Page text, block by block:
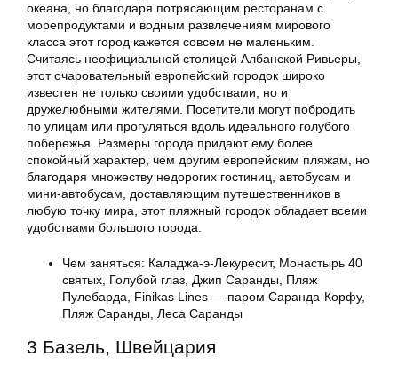
океана, но благодаря потрясающим ресторанам с
морепродуктами и водным развлечениям мирового
класса этот город кажется совсем не маленьким.
Считаясь неофициальной столицей Албанской Ривьеры,
этот очаровательный европейский городок широко
известен не только своими удобствами, но и
дружелюбными жителями. Посетители могут побродить
по улицам или прогуляться вдоль идеального голубого
побережья. Размеры города придают ему более
спокойный характер, чем другим европейским пляжам, но
благодаря множеству недорогих гостиниц, автобусам и
мини-автобусам, доставляющим путешественников в
любую точку мира, этот пляжный городок обладает всеми
удобствами большого города.
Чем заняться: Каладжа-э-Лекуресит, Монастырь 40
святых, Голубой глаз, Джип Саранды, Пляж
Пулебарда, Finikas Lines — паром Саранда-Корфу,
Пляж Саранды, Леса Саранды
3 Базель, Швейцария